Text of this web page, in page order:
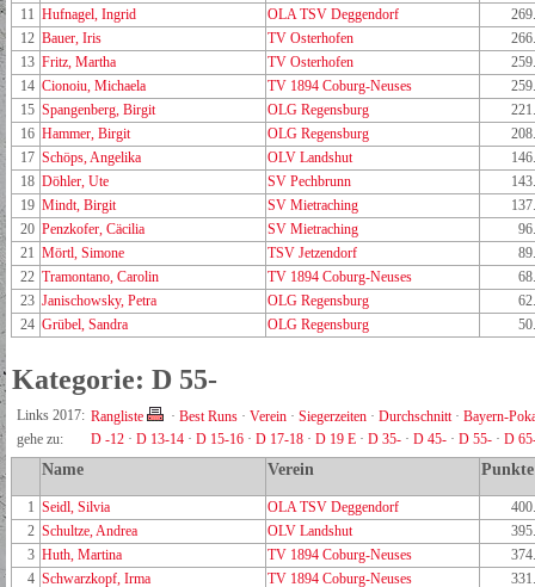
11 Hufnagel, Ingrid OLA TSV Deggendorf
12 Bauer, Iris TV Osterhofen
13 Fritz, Martha TV Osterhofen
14 Cionoiu, Michaela TV 1894 Coburg-Neuses
15 Spangenberg, Birgit OLG Regensburg
16 Hammer, Birgit OLG Regensburg
17 Schöps, Angelika OLV Landshut
18 Döhler, Ute SV Pechbrunn
19 Mindt, Birgit SV Mietraching
20 Penzkofer, Cäcilia SV Mietraching
21 Mörtl, Simone TSV Jetzendorf
22 Tramontano, Carolin TV 1894 Coburg-Neuses
23 Janischowsky, Petra OLG Regensburg
24 Grübel, Sandra OLG Regensburg
Kategorie: D 55-
Links 2017: Rangliste · Best Runs · Verein · Siegerzeiten · Durchschnitt· Bayern-
gehe zu:
D -12 · D 13-14 · D 15-16 · D 17-18 · D 19 E · D 35- · D 45- · D 55- · D
Name Verein Punkte
1 Seidl, Silvia OLA TSV Deggendorf
2 Schultze, Andrea OLV Landshut
3 Huth, Martina TV 1894 Coburg-Neuses
4 Schwarzkopf, Irma TV 1894 Coburg-Neuses